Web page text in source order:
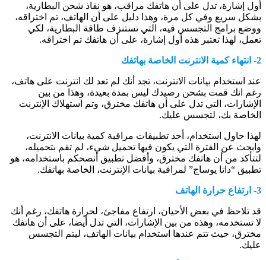
أول إشارة، تدل على أن هاتفك مراقب، هو نفاذ شحن البطارية،
بشكل سريع وفي كل مرة، وهذا دليل على أن الهاتف، تم اختراقه،
ووضع برامج التجسس فيه، التي تستنزف طاقة البطارية، لكي
تعمل، لهذا تعتبر هذه أول إشارة، على أن هاتفك تم اختراقه.
2- انتهاء كمية الانترنت الخاصة بهاتفك
عند استخدام بيانات الانترنت، تجد أنك لم تعد لك انترنت على هاتف،
رغم انك قمت بشحن رصيدك ليس بمدة بعيدة، وهذا من بين
الإشارات، التي تدل على أن هاتفك مخترق، وتم استهلاك الإنترنت
الخاصة بك، لتجسس عليك.
لهذا حاول استخدام، أحد تطبيقات مراقبة كمية بيانات الانترنت،
وابحث عن الفترة التي يكون فيها تحميل شيء، لم تقم بتحميله،
لتتأكد من أن هاتفك مخترق، وأفضل تطبيق أنصحكم باستخدامه، هو
تطبيق “داتا يوساج” لمراقبة بيانات الإنترنت، الخاصة بهاتفك.
3- ارتفاع حرارة الهاتف
قد تلاحظ في بعض الأحيان، ارتفاع مفاجئ، لحرارة هاتفك، رغم أنك
لا تستخدمه، وهذه من بين الإشارات، التي تدل أيضا، على أن هاتفك
مخترق، حيث تتم عندها استخدام بيانات الهاتف، ليتم التجسس
عليك.